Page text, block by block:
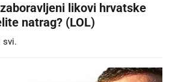
likovi hrvatske
natrag? (LOL)
svi.